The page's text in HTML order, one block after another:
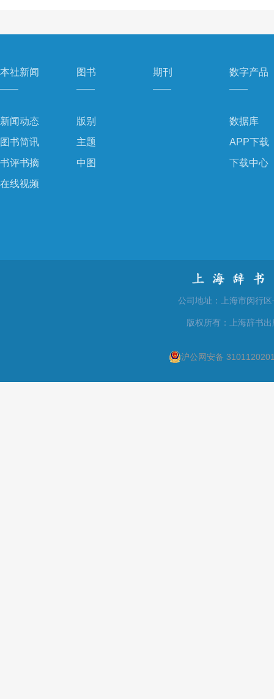
本社新闻
新闻动态
图书简讯
书评书摘
在线视频
图书
版别
主题
中图
期刊 数字产品
数据库
APP下载
下载中心
公司地址：上海市闵行
版权所有：上海辞书
沪公网安备